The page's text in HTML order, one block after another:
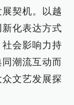
契机。以越
化表达方式
会影响力持
潮流互动而
文艺发展探